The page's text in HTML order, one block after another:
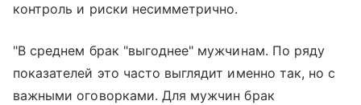
контроль и риски несимметрично.
"В среднем брак "выгоднее" мужчинам. По ряду
показателей это часто выглядит именно так, но с
важными оговорками. Для мужчин брак